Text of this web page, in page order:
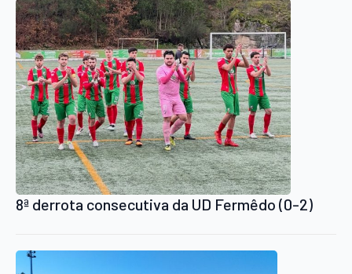
8ª derrota consecutiva da UD Fermêdo (0-2)